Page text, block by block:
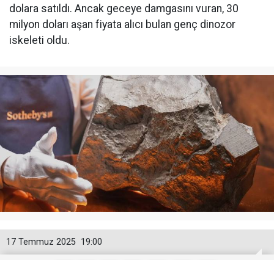
dolara satıldı. Ancak geceye damgasını vuran, 30
milyon doları aşan fiyata alıcı bulan genç dinozor
iskeleti oldu.
19:00
17 Temmuz 2025